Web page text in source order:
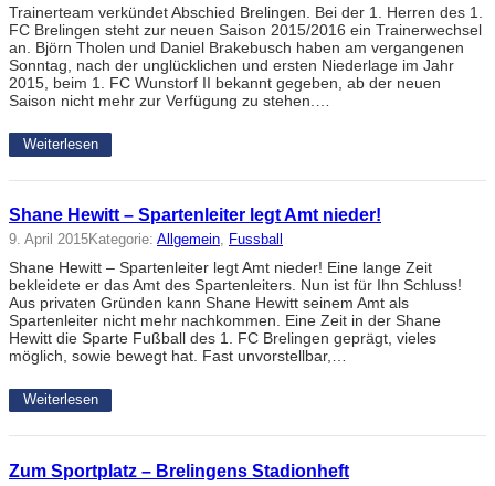
Trainerteam verkündet Abschied Brelingen. Bei der 1. Herren des 1.
FC Brelingen steht zur neuen Saison 2015/2016 ein Trainerwechsel
an. Björn Tholen und Daniel Brakebusch haben am vergangenen
Sonntag, nach der unglücklichen und ersten Niederlage im Jahr
2015, beim 1. FC Wunstorf II bekannt gegeben, ab der neuen
Saison nicht mehr zur Verfügung zu stehen.…
Weiterlesen
Shane Hewitt – Spartenleiter legt Amt nieder!
9. April 2015Kategorie: Allgemein Fussball
Shane Hewitt – Spartenleiter legt Amt nieder! Eine lange Zeit
bekleidete er das Amt des Spartenleiters. Nun ist für Ihn Schluss!
Aus privaten Gründen kann Shane Hewitt seinem Amt als
Spartenleiter nicht mehr nachkommen. Eine Zeit in der Shane
Hewitt die Sparte Fußball des 1. FC Brelingen geprägt, vieles
möglich, sowie bewegt hat. Fast unvorstellbar,…
Weiterlesen
Zum Sportplatz – Brelingens Stadionheft